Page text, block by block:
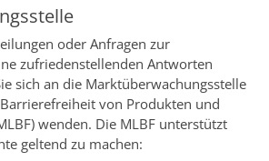
oder Anfragen zur
zufriedenstellenden Antworten
sich an die Marktüberwachungsstelle
von Produkten und
wenden. Die MLBF unterstützt
geltend zu machen: